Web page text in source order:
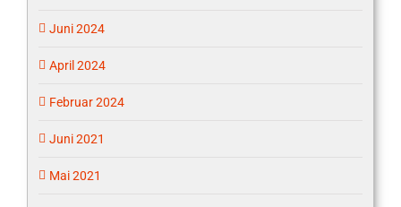
Juni 2024
April 2024
Februar 2024
Juni 2021
Mai 2021